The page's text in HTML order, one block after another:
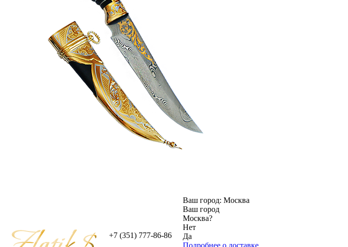
+7 (351) 777-86-86
Ваш город: Москва
Ваш город
Москва?
Нет
Да
Подробнее о доставке